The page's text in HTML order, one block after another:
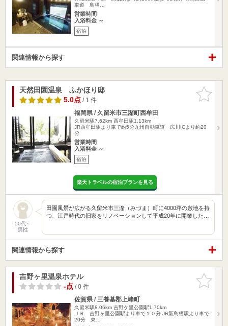
車道 鳥栖…
営業時間
入浴料金 ～
宿泊
関連情報から探す
お気に入
りに追加
天然田園温泉 ふかほり邸
5.0点/ 1 件
福岡県 / 久留米市三潴町西牟田
久留米駅7.62km 西牟田駅1.13km
JR西牟田駅より車で約5分九州自動車道 広川ICより約20
分
営業時間
入浴料金 ～
宿泊
楽天トラベルの宿泊プランを見る
50代～
男性
田園風景が広がる久留米市三潴（みづま）町に4000坪の敷地を持
つ、江戸時代の旧家をリノベーションして平成20年に開業した…
関連情報から探す
お気に入
りに追加
吉野ヶ里温泉ホテル
-点/ 0 件
佐賀県 / 三養基郡上峰町
久留米駅8.06km 吉野ケ里公園駅1.70km
ＪＲ 吉野ヶ里公園駅より車で１０分 JR新鳥栖駅より車で
20分 東…